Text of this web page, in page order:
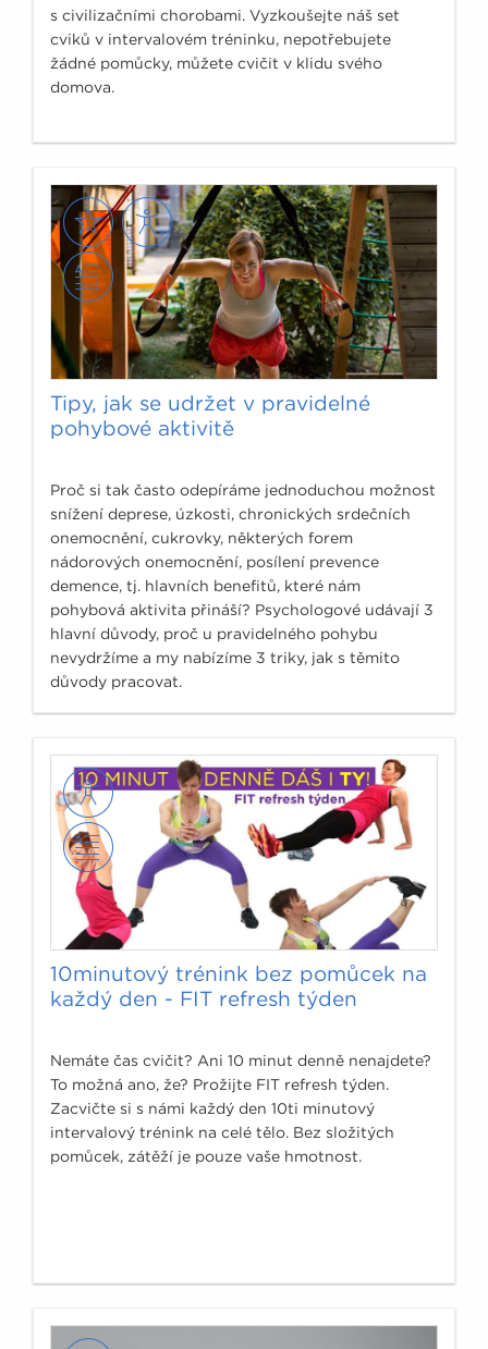
s civilizačními chorobami. Vyzkoušejte náš set
cviků v intervalovém tréninku, nepotřebujete
žádné pomůcky, můžete cvičit v klidu svého
domova.
Tipy, jak se udržet v pravidelné
pohybové aktivitě
Proč si tak často odepíráme jednoduchou možnost
snížení deprese, úzkosti, chronických srdečních
onemocnění, cukrovky, některých forem
nádorových onemocnění, posílení prevence
demence, tj. hlavních benefitů, které nám
pohybová aktivita přináší? Psychologové udávají 3
hlavní důvody, proč u pravidelného pohybu
nevydržíme a my nabízíme 3 triky, jak s těmito
důvody pracovat.
10minutový trénink bez pomůcek na
každý den - FIT refresh týden
Nemáte čas cvičit? Ani 10 minut denně nenajdete?
To možná ano, že? Prožijte FIT refresh týden.
Zacvičte si s námi každý den 10ti minutový
intervalový trénink na celé tělo. Bez složitých
pomůcek, zátěží je pouze vaše hmotnost.